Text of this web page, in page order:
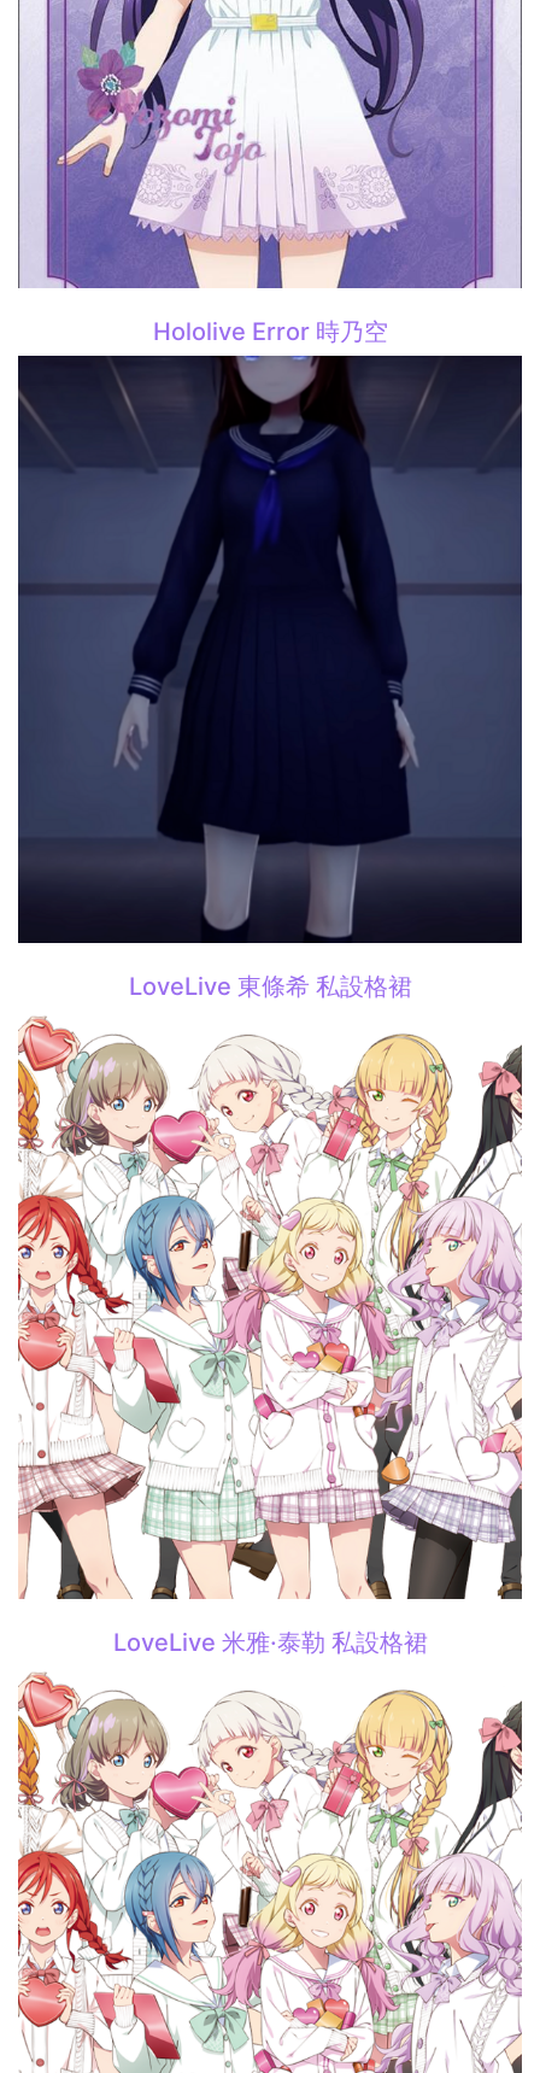
Hololive Error 時乃空
LoveLive 東條希 私設格裙
LoveLive 米雅·泰勒 私設格裙